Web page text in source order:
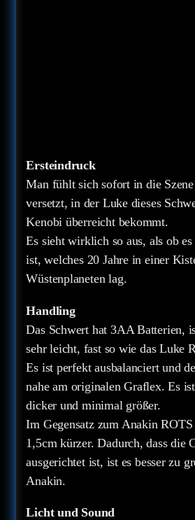
Ersteindruck
Man fühlt sich sofort in die
versetzt, in der Luke dieses
Kenobi überreicht bekommt.
Es sieht wirklich so aus, als ob
ist, welches 20 Jahre in einer
Wüstenplaneten lag.
Handling
Das Schwert hat 3AA Batterien,
sehr leicht, fast so wie das Luke
Es ist perfekt ausbalanciert und
nahe am originalen Graflex. Es
dicker und minimal größer.
Im Gegensatz zum Anakin
1,5cm kürzer. Dadurch, dass die
ausgerichtet ist, ist es besser zu
Anakin.
Licht und Sound